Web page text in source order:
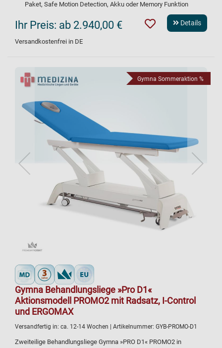
Paket, Safe Motion Detection, Akku oder Memory Funktion
Ihr Preis: ab 2.940,00 €
Versandkostenfrei in DE
Details
Gymna Sommeraktion %
Gymna Behandlungsliege »Pro D1«
Aktionsmodell PROMO2 mit Radsatz, I-Control
und ERGOMAX
Versandfertig in: ca. 12-14 Wochen | Artikelnummer: GYB-PROMO-D1
Zweiteilige Behandlungsliege Gymna »PRO D1« PROMO2 in